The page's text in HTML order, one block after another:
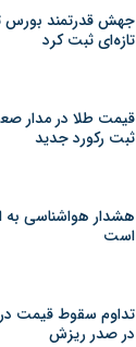
جهش قدرتمند بورس
تازه‌ای ثبت کرد
قیمت طلا در مدار
ثبت رکورد جدید
هشدار هواشناسی به
است
در صدر ریزش